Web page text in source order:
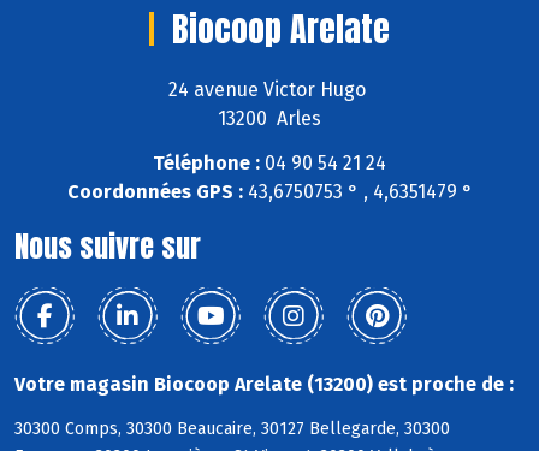
Biocoop Arelate
24 avenue Victor Hugo
13200 Arles
Téléphone : 04 90 54 21 24
Coordonnées GPS :43,6750753 ° , 4,6351479 °
Nous suivre sur
Votre magasin Biocoop Arelate (13200) est proche de :
30300 Comps, 30300 Beaucaire, 30127 Bellegarde, 30300